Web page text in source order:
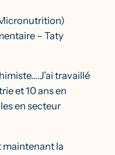
– Taty
travaillé
et 10 ans en
en secteur
la